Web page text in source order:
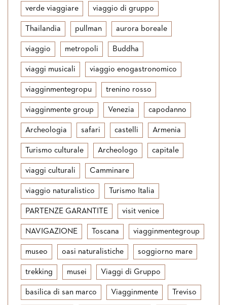
verde viaggiare viaggio di gruppo
Thailandia pullman aurora boreale
viaggio metropoli Buddha
viaggi musicali viaggio enogastronomico
viagginmentegropu trenino rosso
viagginmente group Venezia capodanno
Archeologia safari castelli Armenia
Turismo culturale Archeologo capitale
viaggi culturali Camminare
viaggio naturalistico Turismo Italia
PARTENZE GARANTITE visit venice
NAVIGAZIONE Toscana viagginmentegroup
museo oasi naturalistiche soggiorno mare
trekking musei Viaggi di Gruppo
basilica di san marco Viagginmente Treviso